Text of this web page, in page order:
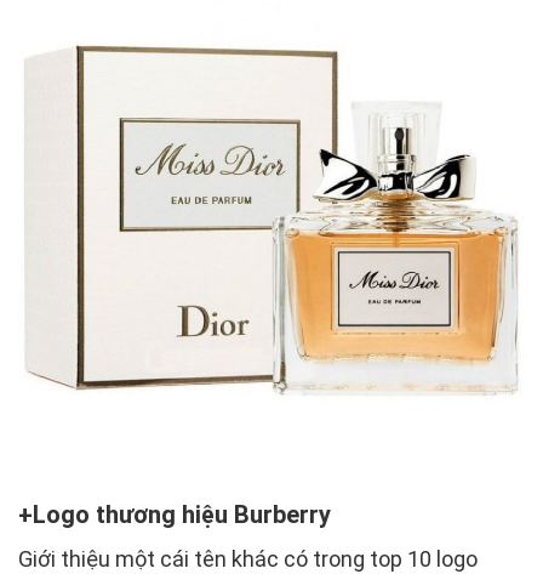
Logo thương hiệu Burberry
Giới thiệu một cái tên khác có trong top 10 logo